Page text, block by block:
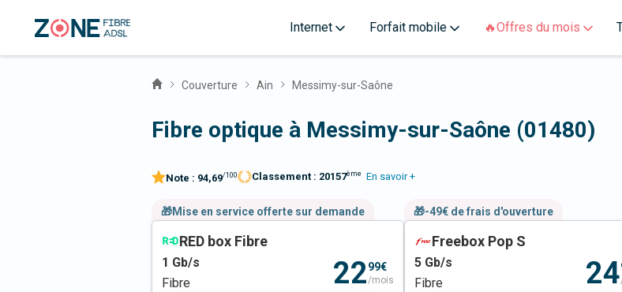
Internet Forfait mobile 🔥Offres du mois
Couverture Ain Messimy-sur-Saône
Fibre optique à Messimy-sur-Saône (01480)
Note : 94,69/100 Classement : 20157ème En savoir +
🎁Mise en service offerte sur demande
RED box Fibre
1 Gb/s
Fibre
2299€
/mois
🎁-49€ de frais d'ouverture
Freebox Pop S
5 Gb/s
Fibre
24